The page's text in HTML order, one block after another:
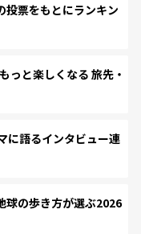
票をもとにランキン
と楽しくなる 旅先・
に語るインタビュー連
球の歩き方が選ぶ2026